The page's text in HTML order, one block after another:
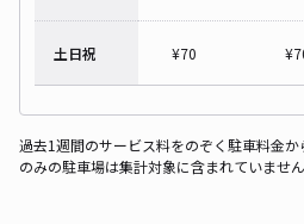
土日祝 ¥70 ¥
過去1週間のサービス料をのぞく駐車料金
のみの駐車場は集計対象に含まれていません